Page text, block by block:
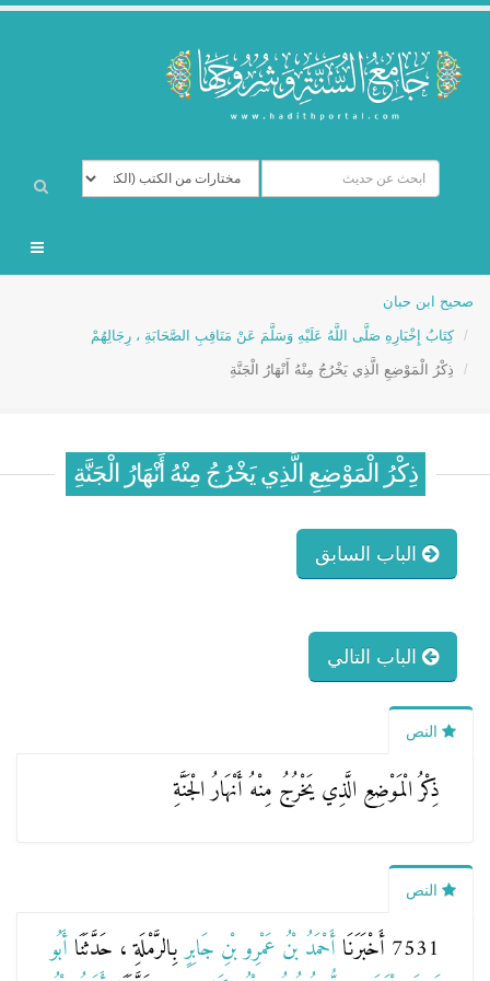
صحيح ابن حبان
كِتَابُ إِخْبَارِهِ صَلَّى اللَّهُ عَلَيْهِ وَسَلَّمَ عَنْ مَنَاقِبِ الصَّحَابَةِ ، رِجَالِهُمْ
ذِكْرُ الْمَوْضِعِ الَّذِي يَخْرُجُ مِنْهُ أَنْهَارُ الْجَنَّةِ
ذِكْرُ الْمَوْضِعِ الَّذِي يَخْرُجُ مِنْهُ أَنْهَارُ الْجَنَّةِ
الباب السابق
الباب التالي
النص
ذِكْرُ الْمَوْضِعِ الَّذِي يَخْرُجُ مِنْهُ أَنْهَارُ الْجَنَّةِ
النص
7531 أَخْبَرَنَا أَحْمَدُ بْنُ عَمْرِو بْنِ جَابِرٍبِالرَّمْلَةِ ، حَدَّثَنَا أَبُو